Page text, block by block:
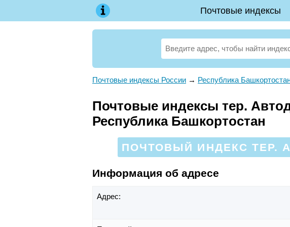
Почтовые индексы
Почтовые индексы России → Республика
Почтовые индексы тер.
Республика Башкортостан
ПОЧТОВЫЙ ИНДЕКС ТЕР.
Информация об адресе
Адрес: